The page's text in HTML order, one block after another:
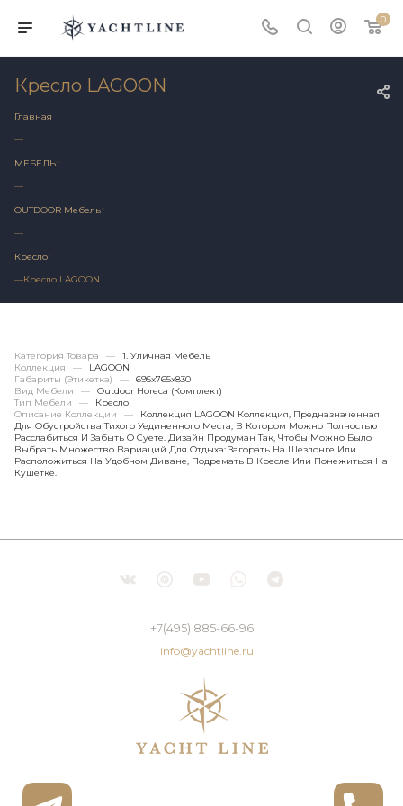
0
Кресло LAGOON
Главная
—
МЕБЕЛЬ
—
OUTDOOR Мебель
—
Кресло
—Кресло LAGOON
Категория Товара —
1. Уличная Мебель
Коллекция
—
LAGOON
Габариты (этикетка)
—
695х765x830
Вид Мебели
—
Outdoor Horeca (Комплект)
Тип Мебели
—
Кресло
Описание Коллекции
—
Коллекция LAGOON Коллекция, Предназначенная
Для Обустройства Тихого Уединенного Места, В Котором Можно Полностью
Расслабиться И Забыть О Суете. Дизайн Продуман Так, Чтобы Можно Было
Выбрать Множество Вариаций Для Отдыха: Загорать На Шезлонге Или
Расположиться На Удобном Диване, Подремать В Кресле Или Понежиться На
Кушетке.
+7(495) 885-66-96
info@yachtline.ru